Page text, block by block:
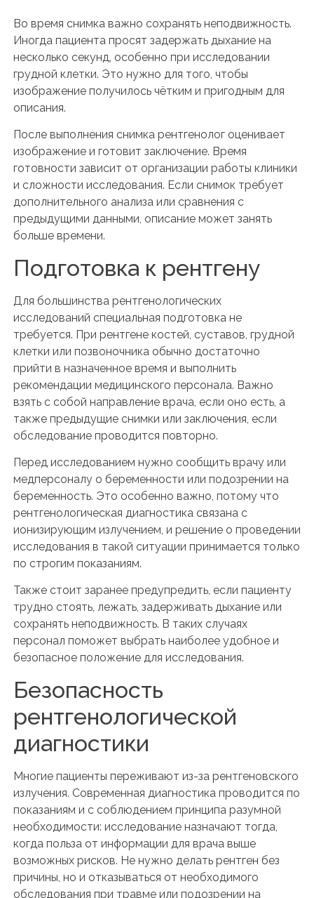
Во время снимка важно сохранять неподвижность.
Иногда пациента просят задержать дыхание на
несколько секунд, особенно при исследовании
грудной клетки. Это нужно для того, чтобы
изображение получилось чётким и пригодным для
описания.
После выполнения снимка рентгенолог оценивает
изображение и готовит заключение. Время
готовности зависит от организации работы клиники
и сложности исследования. Если снимок требует
дополнительного анализа или сравнения с
предыдущими данными, описание может занять
больше времени.
Подготовка к рентгену
Для большинства рентгенологических
исследований специальная подготовка не
требуется. При рентгене костей, суставов, грудной
клетки или позвоночника обычно достаточно
прийти в назначенное время и выполнить
рекомендации медицинского персонала. Важно
взять с собой направление врача, если оно есть, а
также предыдущие снимки или заключения, если
обследование проводится повторно.
Перед исследованием нужно сообщить врачу или
медперсоналу о беременности или подозрении на
беременность. Это особенно важно, потому что
рентгенологическая диагностика связана с
ионизирующим излучением, и решение о проведении
исследования в такой ситуации принимается только
по строгим показаниям.
Также стоит заранее предупредить, если пациенту
трудно стоять, лежать, задерживать дыхание или
сохранять неподвижность. В таких случаях
персонал поможет выбрать наиболее удобное и
безопасное положение для исследования.
Безопасность
рентгенологической
диагностики
Многие пациенты переживают из-за рентгеновского
излучения. Современная диагностика проводится по
показаниям и с соблюдением принципа разумной
необходимости: исследование назначают тогда,
когда польза от информации для врача выше
возможных рисков. Не нужно делать рентген без
причины, но и отказываться от необходимого
обследования при травме или подозрении на